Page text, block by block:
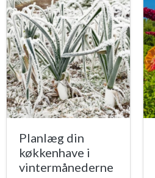
Planlæg din
køkkenhave i
vintermånederne